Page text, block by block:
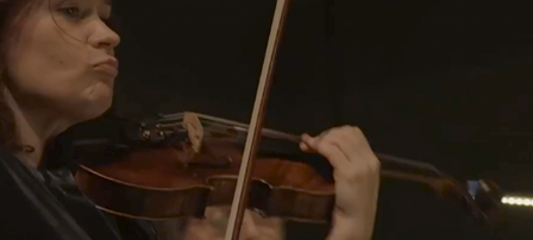
Girls und Panzer
2023